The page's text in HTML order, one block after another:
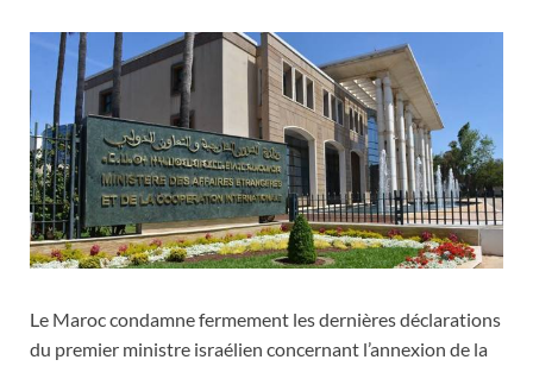
Le Maroc condamne fermement les dernières déclarations
du premier ministre israélien concernant l’annexion de la